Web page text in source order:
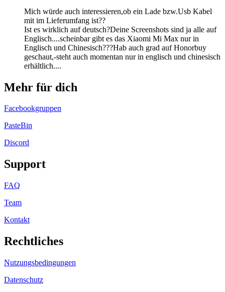
Mich würde auch interessieren,ob ein Lade bzw.Usb Kabel
mit im Lieferumfang ist??
Ist es wirklich auf deutsch?Deine Screenshots sind ja alle auf
Englisch....scheinbar gibt es das Xiaomi Mi Max nur in
Englisch und Chinesisch???Hab auch grad auf Honorbuy
geschaut,-steht auch momentan nur in englisch und chinesisch
erhältlich....
Mehr für dich
Facebookgruppen
PasteBin
Discord
Support
FAQ
Team
Kontakt
Rechtliches
Nutzungsbedingungen
Datenschutz